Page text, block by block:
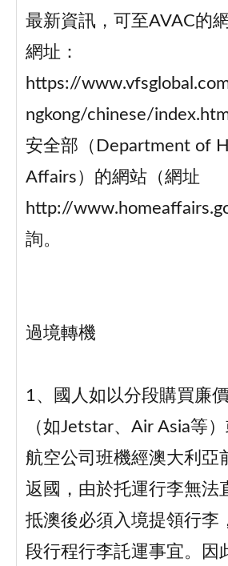
最新資訊，可至AVAC的
網址：
https://
ngkong/chinese/
安全部（Department of
Affairs）的網站（網址
http://
詢。
過境轉機
1、國人如以分段購買廉
（如Jetstar、Air Asia等
航空公司班機經澳大利亞
返國，由於托運行李無法
抵澳後必須入境提領行李
段行程行李託運事宜。因